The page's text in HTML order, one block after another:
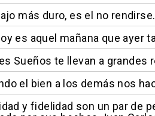
más duro, es el no rendirse.
es aquel mañana que ayer
Sueños te llevan a grandes
el bien a los demás nos
y fidelidad son un par de